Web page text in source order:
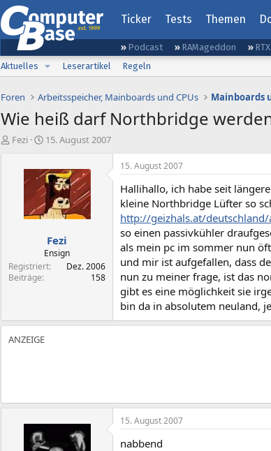
Ticker Tests Themen
Podcast RAMageddon
Aktuelles
Leserartikel Regeln
Foren Arbeitsspeicher, Mainboards und CPUs Mainboards
Wie heiß darf Northbridge
E
Fezi
E
t
e
l
l
a
m
15. August 2007
Fezi
Ensign
Registriert
Dez. 2006
Beiträge
158
15. August 2007
Hallihallo, ich habe seit
kleine Northbridge Lüfter so
http://geizhals.at/
so einen passivkühler
als mein pc im sommer nun
und mir ist aufgefallen, dass
nun zu meiner frage, ist das
gibt es eine möglichkeit sie
bin da in absolutem neuland,
15. August 2007
nabbend